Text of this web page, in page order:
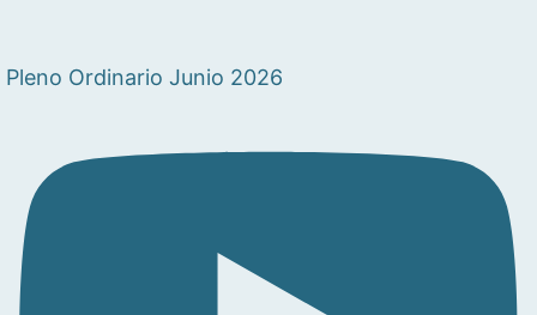
Pleno Ordinario Junio 2026